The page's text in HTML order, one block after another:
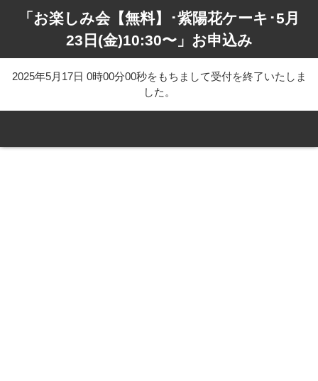
「お楽しみ会【無料】･紫陽花ケーキ･5月
23日(金)10:30〜」お申込み
2025年5月17日 0時00分00秒をもちまして受付を終了いたしま
した。